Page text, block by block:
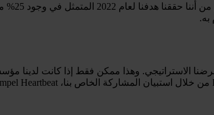
بالإضافة
وغرضنا الاستراتيجي. وهذا ممكن فقط إذا كانت